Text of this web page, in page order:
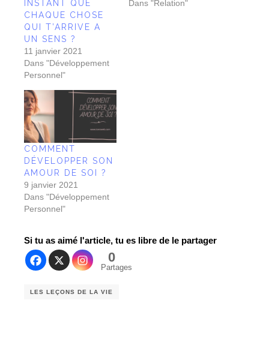
DÉCIDAIS UN
INSTANT QUE
CHAQUE CHOSE
QUI T’ARRIVE A
UN SENS ?
11 janvier 2021
Dans "Développement
Personnel"
3 octobre 2019
COMMENT
DÉVELOPPER SON
AMOUR DE SOI ?
9 janvier 2021
Dans "Développement
Si tu as aimé l'article, tu es libre de le partager
0